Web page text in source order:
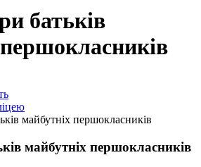
батьків
майбутніх першокласників
майбутніх першокласників